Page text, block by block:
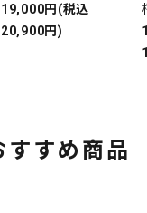
19,000円(税込
20,900円)
すすめ商品